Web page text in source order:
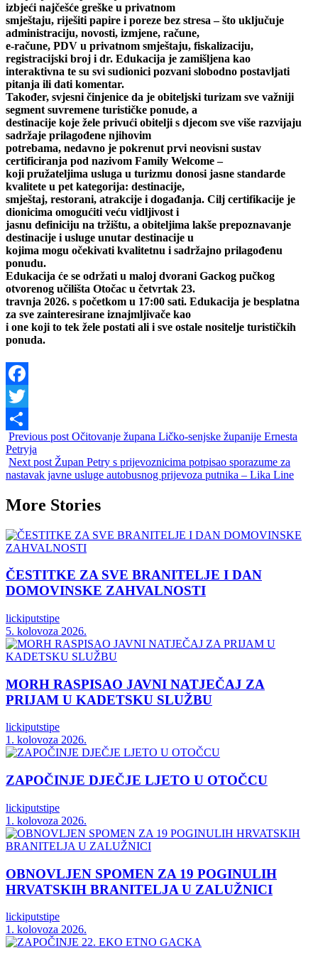
izbjeći najčešće greške u privatnom
smještaju, riješiti papire i poreze bez stresa – što uključuje
administraciju, novosti, izmjene, račune,
e-račune, PDV u privatnom smještaju, fiskalizaciju,
registracijski broj i dr. Edukacija je zamišljena kao
interaktivna te su svi sudionici pozvani slobodno postavljati
pitanja ili dati komentar.
Također, svjesni činjenice da je obiteljski turizam sve važniji
segment suvremene turističke ponude, a
destinacije koje žele privući obitelji s djecom sve više razvijaju
sadržaje prilagođene njihovim
potrebama, nedavno je pokrenut prvi neovisni sustav
certificiranja pod nazivom Family Welcome –
koji pružateljima usluga u turizmu donosi jasne standarde
kvalitete u pet kategorija: destinacije,
smještaj, restorani, atrakcije i događanja. Cilj certifikacije je
dionicima omogućiti veću vidljivost i
jasnu definiciju na tržištu, a obiteljima lakše prepoznavanje
destinacije i usluge unutar destinacije u
kojima mogu očekivati kvalitetnu i sadržajno prilagođenu
ponudu.
Edukacija će se održati u maloj dvorani Gackog pučkog
otvorenog učilišta Otočac u četvrtak 23.
travnja 2026. s početkom u 17:00 sati. Edukacija je besplatna
za sve zainteresirane iznajmljivače kao
i one koji to tek žele postati ali i sve ostale nositelje turističkih
ponuda.
Facebook
Twitter
Share
Previous post Očitovanje župana Ličko-senjske županije Ernesta
Petryja
Next post Župan Petry s prijevoznicima potpisao sporazume za
nastavak javne usluge autobusnog prijevoza putnika – Lika Line
More Stories
ČESTITKE ZA SVE BRANITELJE I DAN
DOMOVINSKE ZAHVALNOSTI
lickiputstipe
5. kolovoza 2026.
MORH RASPISAO JAVNI NATJEČAJ ZA
PRIJAM U KADETSKU SLUŽBU
lickiputstipe
1. kolovoza 2026.
ZAPOČINJE DJEČJE LJETO U OTOČCU
lickiputstipe
1. kolovoza 2026.
OBNOVLJEN SPOMEN ZA 19 POGINULIH
HRVATSKIH BRANITELJA U ZALUŽNICI
lickiputstipe
1. kolovoza 2026.